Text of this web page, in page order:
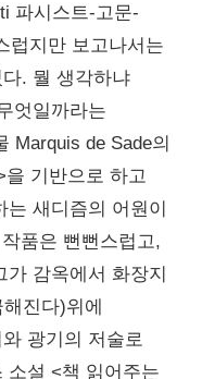
파시스트-고문-
럽지만 보고나서는
. 뭘 생각하냐
엇일까라는
Marquis de Sade의
을 기반으로 하고
새디즘의 어원이
품은 뻔뻔스럽고,
감옥에서 화장지
진다)위에
광기의 저술로
소설 <책 읽어주는